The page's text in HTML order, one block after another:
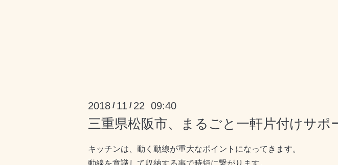
2018 / 11 / 22 09:40
三重県松阪市、まるごと一軒片付けサポ
キッチンは、動く動線が重大なポイントになってきます。